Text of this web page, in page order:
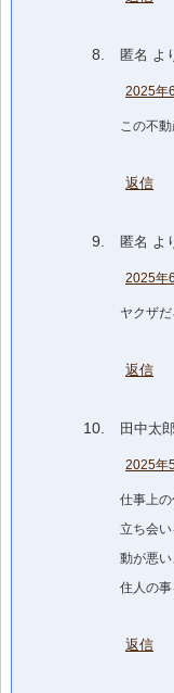
匿名 よ
2025年
この不
返信
匿名 よ
2025年
ヤクザだ
返信
田中太郎
2025年
仕事上
立ち会
動が悪い
住人の事
返信